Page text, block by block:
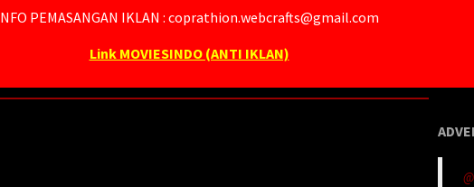
NFO PEMASANGAN IKLAN : coprathion.webcrafts@gmail.com
Link MOVIESINDO (ANTI IKLAN)